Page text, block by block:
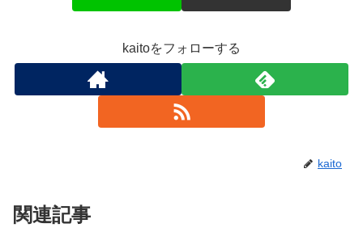
kaitoをフォローする
kaito
関連記事